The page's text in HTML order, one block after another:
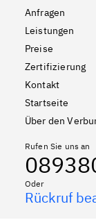
Anfragen
Leistungen
Preise
Zertifizierung
Kontakt
Startseite
Über den
Rufen Sie uns an
Oder
Rückruf